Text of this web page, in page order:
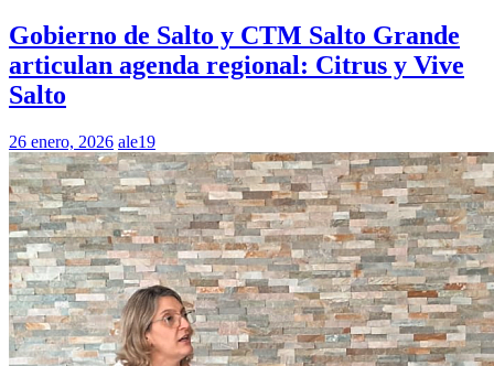
Gobierno de Salto y CTM Salto Grande
articulan agenda regional: Citrus y Vive
Salto
26 enero, 2026 ale19